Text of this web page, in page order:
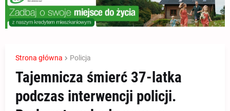
Strona główna Policja
Tajemnicza śmierć 37-latka
podczas interwencji policji.